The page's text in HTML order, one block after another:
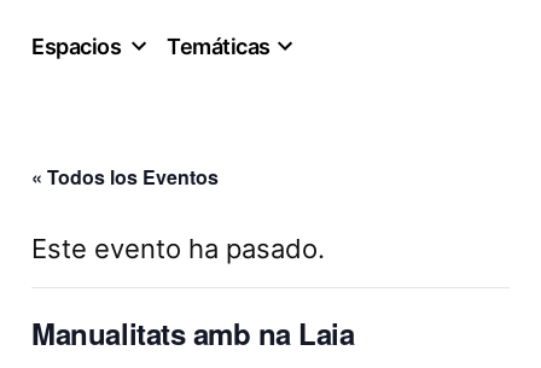
Espacios Temáticas
« Todos los Eventos
Este evento ha pasado.
Manualitats amb na Laia